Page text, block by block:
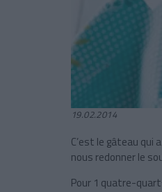
19.02.2014
C’est le gâteau
nous redonner le
Pour 1 quatre-